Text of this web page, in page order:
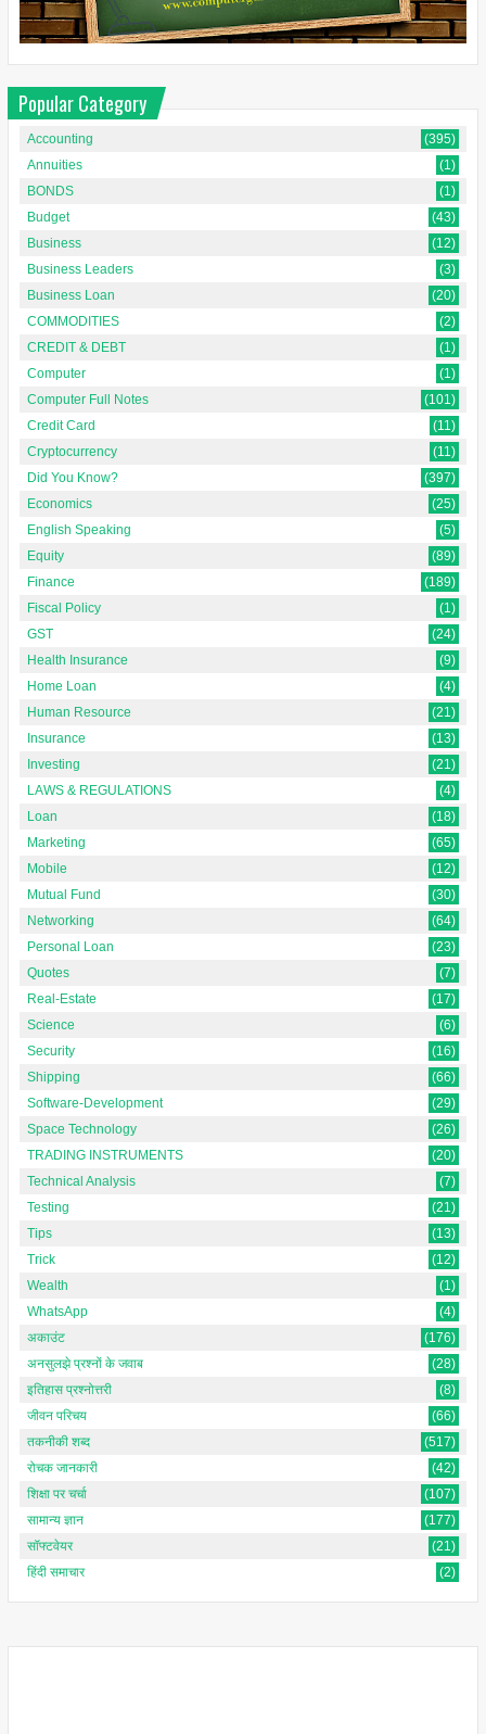
Popular Category
Accounting
(395)
Annuities
(1)
BONDS
(1)
Budget
(43)
Business
(12)
Business Leaders
(3)
Business Loan
(20)
COMMODITIES
(2)
CREDIT & DEBT
(1)
Computer
(1)
Computer Full Notes
(101)
Credit Card
(11)
Cryptocurrency
(11)
Did You Know?
(397)
Economics
(25)
English Speaking
(5)
Equity
(89)
Finance
(189)
Fiscal Policy
(1)
GST
(24)
Health Insurance
(9)
Home Loan
(4)
Human Resource
(21)
Insurance
(13)
Investing
(21)
LAWS & REGULATIONS
(4)
Loan
(18)
Marketing
(65)
Mobile
(12)
Mutual Fund
(30)
Networking
(64)
Personal Loan
(23)
Quotes
(7)
Real-Estate
(17)
Science
(6)
Security
(16)
Shipping
(66)
Software-Development
(29)
Space Technology
(26)
TRADING INSTRUMENTS
(20)
Technical Analysis
(7)
Testing
(21)
Tips
(13)
Trick
(12)
Wealth
(1)
WhatsApp
(4)
अकाउंट
(176)
अनसुलझे प्रश्नों के जवाब
(28)
इतिहास प्रश्नोत्तरी
(8)
जीवन परिचय
(66)
तकनीकी शब्द
(517)
रोचक जानकारी
(42)
शिक्षा पर चर्चा
(107)
सामान्य ज्ञान
(177)
सॉफ्टवेयर
(21)
हिंदी समाचार
(2)